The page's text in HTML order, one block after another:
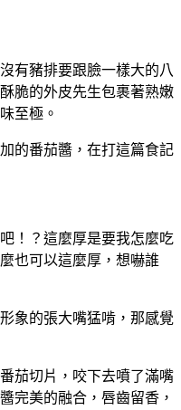
有豬排要跟臉一樣大的八
脆的外皮先生包裹著熟嫩
至極。
的番茄醬，在打這篇食記
！？這麼厚是要我怎麼吃
也可以這麼厚，想嚇誰
象的張大嘴猛啃，那感覺
茄切片，咬下去噴了滿嘴
完美的融合，唇齒留香，